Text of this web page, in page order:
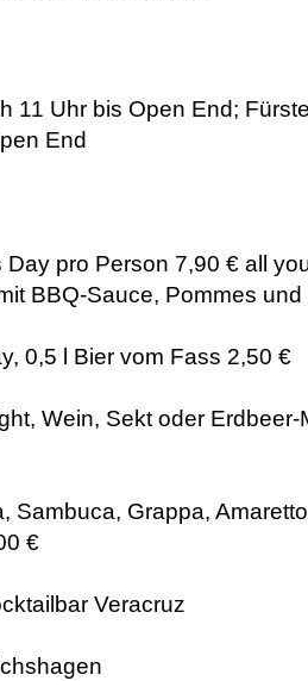
11 Uhr bis Open End;
End
pro Person 7,90 € all
BBQ-Sauce, Pommes
0,5 l Bier vom Fass 2,50 €
Wein, Sekt oder
Sambuca, Grappa,
€
Veracruz